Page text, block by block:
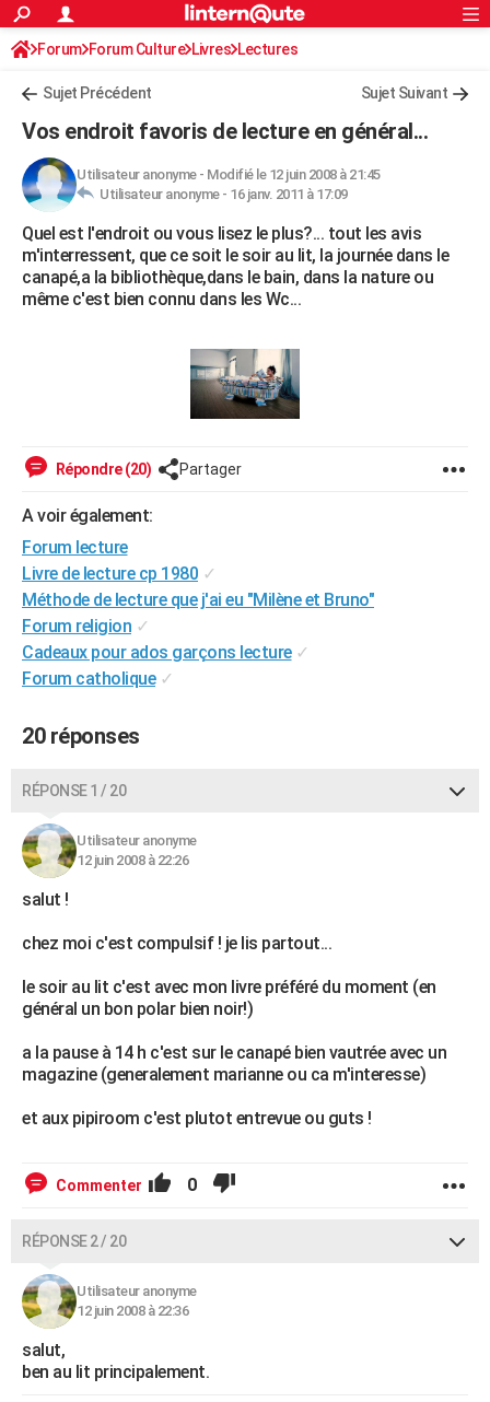
ACTUALITÉS
Politique
Société
Faits Divers
Education
Monde
Villes
+
FINANCE
Retraite
Impôts
Epargne
Immobilier
Risques naturels par ville
Banque
Assurance
Crédit
AUTO
Essais
Réserver un essai
Citadines
Berlines
SUV
Forum auto
+HIGH-TECH
Mobiles
Meilleur smartphone
Internet
Ordinateurs
Jeux vidéo
Guide high-tech
+BRICOLAGE
Alimentation
Guide de la santé
Maladies
Médicaments
Sommeil
VOYAGE
Destinations
City break
Voyage nature
Voyage de noces
Forum
Climat
+
PHOTO
GUIDES D'ACHAT
BONS PLANS
CARTE DE VOEUX
Carte de Noël
Carte Bonne année
Carte Saint-Valentin
Carte Pâques
Carte d'anniversaire
Dictionnaire
Biographies
Citations
Expressions
Proverbes
PROGRAMME TV
COPAINS D'AVANT
S'inscrire
Se connecter
Lycées
Collèges
Primaires
Universités
Entreprises
Service militaire
Avis de recherche
AVIS DE DÉCÈS
FORUM
Bricolage
Lifestyle
Culture
Sport
Auto
Television
Voyage
Cinema
S'inscrire
Connexion
Forum Forum Culture Livres Lectures
Sujet Précédent Sujet Suivant
Vos endroit favoris de lecture en général...
Utilisateur anonyme- Modifié le 12 juin 2008 à 21:45
Utilisateur anonyme - 16 janv. 2011 à 17:09
Quel est l'endroit ou vous lisez le plus?... tout les avis
m'interressent, que ce soit le soir au lit, la journée dans le
canapé,a la bibliothèque,dans le bain, dans la nature ou
même c'est bien connu dans les Wc...
Répondre (20) Partager
A voir également:
Forum lecture
Livre de lecture cp 1980 ✓
Méthode de lecture que j'ai eu "Milène et Bruno"
Forum religion ✓
Cadeaux pour ados garçons lecture ✓
Forum catholique ✓
20 réponses
RÉPONSE 1 / 20
Utilisateur anonyme
12 juin 2008 à 22:26
salut !
chez moi c'est compulsif ! je lis partout...
le soir au lit c'est avec mon livre préféré du moment (en
général un bon polar bien noir!)
a la pause à 14 h c'est sur le canapé bien vautrée avec un
magazine (generalement marianne ou ca m'interesse)
et aux pipiroom c'est plutot entrevue ou guts !
Commenter 0
RÉPONSE 2 / 20
Utilisateur anonyme
12 juin 2008 à 22:36
salut,
ben au lit principalement.